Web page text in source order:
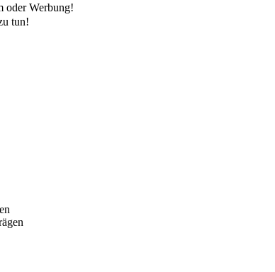
oder Werbung!
tun!